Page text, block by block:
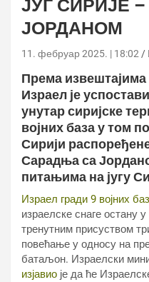
ЈУГ СИРИЈЕ
ЈОРДАНОМ
11. фебруар 2025. | 18:02
Према извештајима
Израел је
унутар сиријске
војних база у том
Сирији
Сарадња са
питањима на југу
Израел гради 9 војних
израелске снаге остану
тренутним присуством
повећање у односу на
батаљон. Израелски
изјавио је да ће